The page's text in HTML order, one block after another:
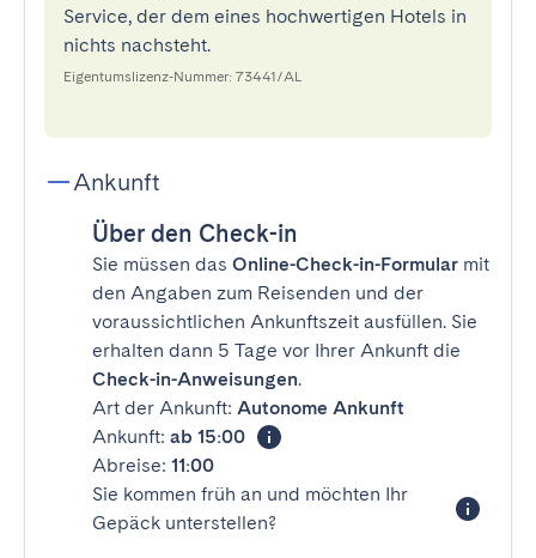
Service, der dem eines hochwertigen Hotels in
nichts nachsteht.
Eigentumslizenz-Nummer: 73441/AL
Ankunft
Über den Check-in
Sie müssen das Online-Check-in-Formular mit
den Angaben zum Reisenden und der
voraussichtlichen Ankunftszeit ausfüllen. Sie
erhalten dann 5 Tage vor Ihrer Ankunft die
Check-in-Anweisungen.
Art der Ankunft: Autonome Ankunft
Ankunft: ab 15:00
Abreise: 11:00
Sie kommen früh an und möchten Ihr
Gepäck unterstellen?